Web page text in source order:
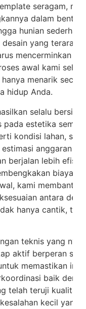
seragam,
dalam
hunian
yang terarah
mencerminkan
awal kami
menarik
hidup Anda.
selalu
pada estetika
kondisi lahan,
anggaran
berjalan lebih
biaya
kami membantu
antara
hanya cantik,
teknis yang
aktif berperan
memastikan
baik
telah teruji kualitas
kecil yang